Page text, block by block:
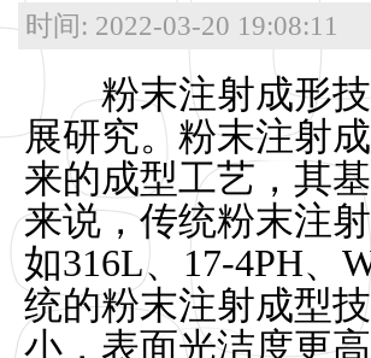
时间: 2022-03-20
粉末注射成形技
展研究。粉末注射
来的成型工艺，其
来说，传统粉末注
如316L、17-4PH、
统的粉末注射成型
小，表面光洁度更